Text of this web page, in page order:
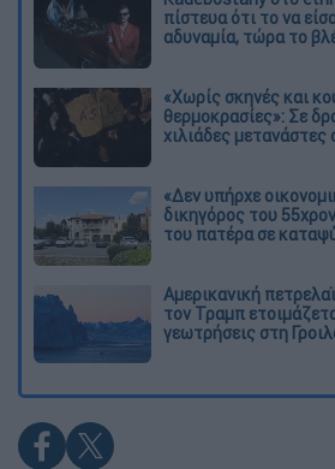
πίστευα ότι το να
αδυναμία, τώρα το
«Χωρίς σκηνές και
θερμοκρασίες»: Σε
χιλιάδες
«Δεν υπήρχε
δικηγόρος του
του πατέρα σε
Αμερικανική
τον Τραμπ
γεωτρήσεις στη